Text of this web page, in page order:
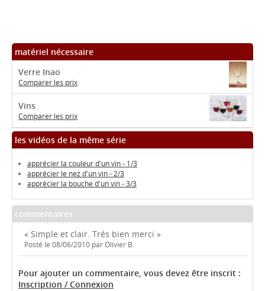
matériel nécessaire
Verre Inao
Comparer les prix
Vins
Comparer les prix
les vidéos de la même série
apprécier la couleur d'un vin - 1/3
apprécier le nez d'un vin - 2/3
apprécier la bouche d'un vin - 3/3
commentaires
« Simple et clair. Trés bien merci »
Posté le 08/06/2010 par Olivier B.
Pour ajouter un commentaire, vous devez être inscrit :
Inscription / Connexion